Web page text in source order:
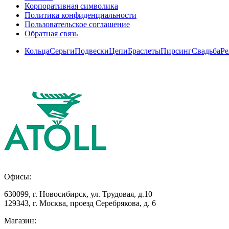
Корпоративная символика
Политика конфиденциальности
Пользовательское соглашение
Обратная связь
КольцаСерьгиПодвескиЦепиБраслетыПирсингСвадьба
Офисы:
630099, г. Новосибирск, ул. Трудовая, д.10
129343, г. Москва, проезд Серебрякова, д. 6
Магазин: